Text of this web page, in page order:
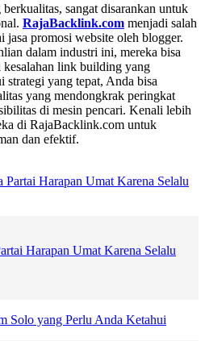
sangat disarankan untuk
RajaBacklink.com menjadi salah
jasa promosi website oleh blogger.
dalam industri ini, mereka bisa
link building yang
yang tepat, Anda bisa
yang mendongkrak peringkat
di mesin pencari. Kenali lebih
di RajaBacklink.com untuk
dan efektif.
Harapan Umat Karena Selalu